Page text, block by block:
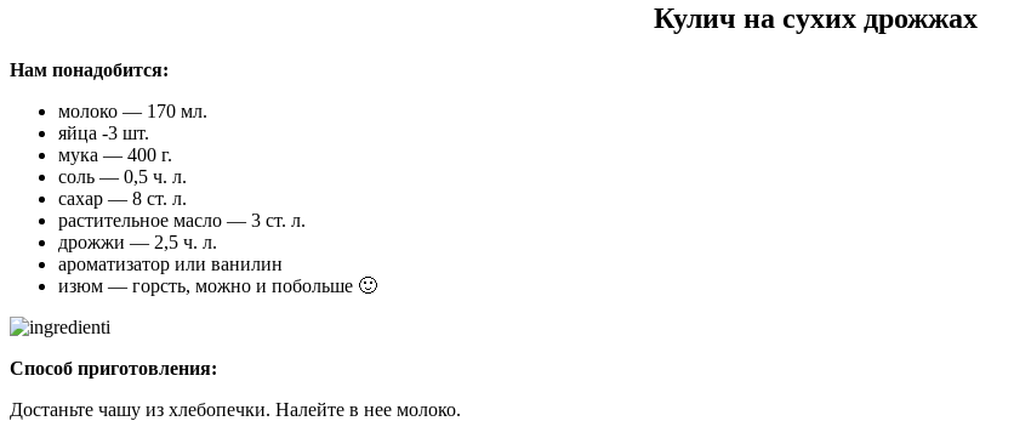
Кулич на сухихдрожжах
Нам понадобится:
молоко — 170 мл.
яйца -3 шт.
мука — 400 г.
соль — 0,5 ч. л.
сахар — 8 ст. л.
растительное масло — 3 ст. л.
дрожжи — 2,5 ч. л.
ароматизатор или ванилин
изюм — горсть, можно и побольше 🙂
Способ приготовления:
Достаньте чашу из хлебопечки. Налейте в нее молоко.